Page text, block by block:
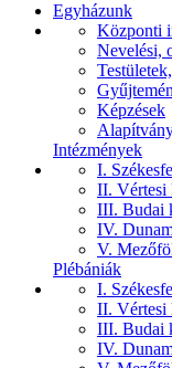
Egyházunk
Központi
Nevelési,
Képzések
Intézmények
I.
II. Vértesi
III. Budai
IV.
V.
Plébániák
I.
II. Vértesi
III. Budai
IV.